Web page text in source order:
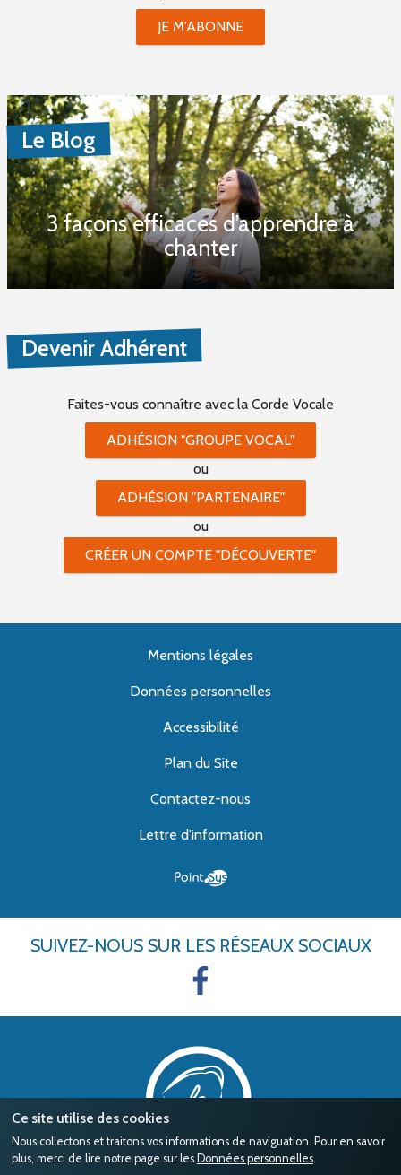
Ce site utilise des cookies
Nous collectons et traitons vos informations de naviguation. Pour en savoir
plus, merci de lire notre page sur les Données personnelles.
JE M'ABONNE
Le Blog
3 façons efficaces d’apprendre à
chanter
Devenir Adhérent
Faites-vous connaître avec la Corde Vocale
ADHÉSION "GROUPE VOCAL"
ou
ADHÉSION "PARTENAIRE"
ou
CRÉER UN COMPTE "DÉCOUVERTE"
Mentions légales
Données personnelles
Accessibilité
Plan du Site
Contactez-nous
Lettre d'information
SUIVEZ-NOUS SUR LES RÉSEAUX SOCIAUX